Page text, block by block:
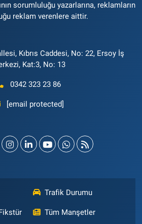
sorumluluğu yazarlarına, reklamların
reklam verenlere aittir.
Kıbrıs Caddesi, No: 22, Ersoy İş
Kat:3, No: 13
0342 323 23 86
[email protected]
Trafik Durumu
Tüm Manşetler